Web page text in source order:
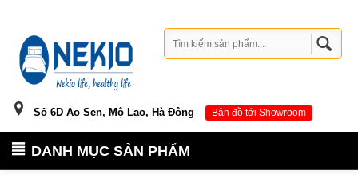
Số 6D Ao Sen, Mộ Lao, Hà Đông Bản đồ tới Showroom
DANH MỤC SẢN PHẨM